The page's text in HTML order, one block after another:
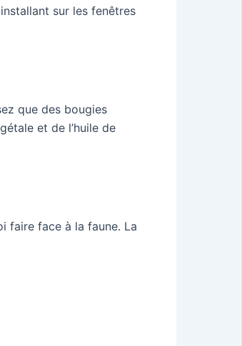
sur les fenêtres
que des bougies
et de l’huile de
faire face à la faune. La